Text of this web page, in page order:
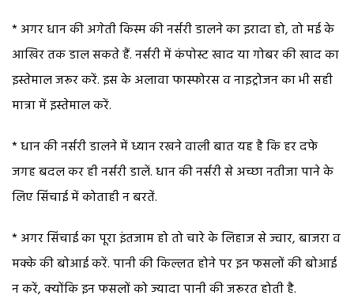
* अगर धान की अगेती किस्म की नर्सरी डालने का इरादा हो, तो मई के
आखिर तक डाल सकते हैं. नर्सरी में कंपोस्ट खाद या गोबर की खाद का
इस्तेमाल जरूर करें. इस के अलावा फास्फोरस व नाइट्रोजन का भी सही
मात्रा में इस्तेमाल करें.
* धान की नर्सरी डालने में ध्यान रखने वाली बात यह है कि हर दफे
जगह बदल कर ही नर्सरी डालें. धान की नर्सरी से अच्छा नतीजा पाने के
लिए सिंचाई में कोताही न बरतें.
* अगर सिंचाई का पूरा इंतजाम हो तो चारे के लिहाज से ज्वार, बाजरा व
मक्के की बोआई करें. पानी की किल्लत होने पर इन फसलों की बोआई
न करें, क्योंकि इन फसलों को ज्यादा पानी की जरूरत होती है.